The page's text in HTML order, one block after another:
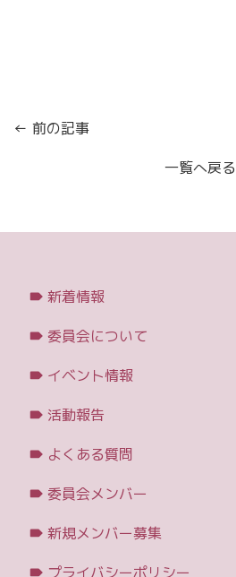
← 前の記事
一覧へ戻る
新着情報
委員会について
イベント情報
活動報告
よくある質問
委員会メンバー
新規メンバー募集
プライバシーポリシー